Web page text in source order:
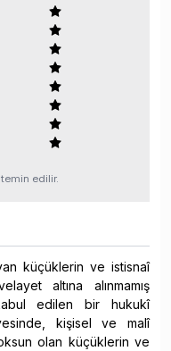
edilir.
küçüklerin ve istisnaî
altına alınmamış
edilen bir hukukî
kişisel ve malî
olan küçüklerin ve